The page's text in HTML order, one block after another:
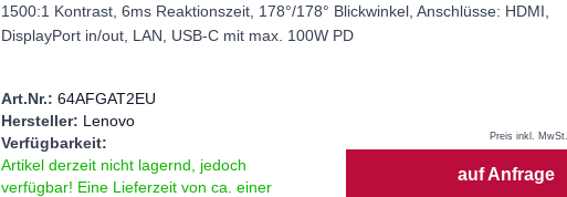
1500:1 Kontrast, 6ms Reaktionszeit, 178°/178° Blickwinkel, Anschlüsse: HDMI,
DisplayPort in/out, LAN, USB-C mit max. 100W PD
Art.Nr.: 64AFGAT2EU
Hersteller: Lenovo
Verfügbarkeit:
Artikel derzeit nicht lagernd, jedoch
verfügbar! Eine Lieferzeit von ca. einer
Preis inkl. MwSt.
auf Anfrage